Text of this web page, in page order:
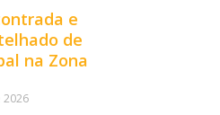
e
de
na Zona
2026